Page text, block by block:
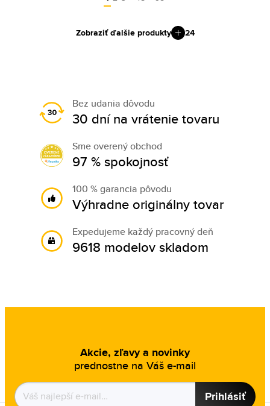
Zobraziť ďalšie produkty 24
Bez udania dôvodu
30 dní na vrátenie tovaru
Sme overený obchod
97 % spokojnosť
100 % garancia pôvodu
Výhradne originálny tovar
Expedujeme každý pracovný deň
9618 modelov skladom
Akcie, zľavy a novinky
prednostne na Váš e-mail
Prihlásiť